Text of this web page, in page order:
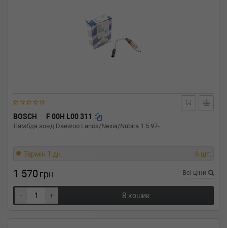
BOSCH F 00H L00 311
Лямбда зонд Daewoo Lanos/Nexia/Nubira 1.5 97-
Термін 1 дн. 6 шт.
1 570 грн Всі ціни
- + В кошик